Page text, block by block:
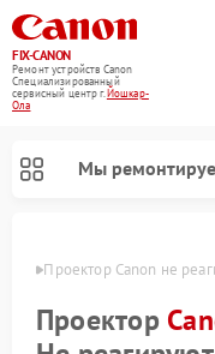
FIX-CANON
Ремонт устройств Canon
Специализированный
cервисный центр г.Йошкар-
Ола
Мы
Оле Проектор Canon не
Проектор